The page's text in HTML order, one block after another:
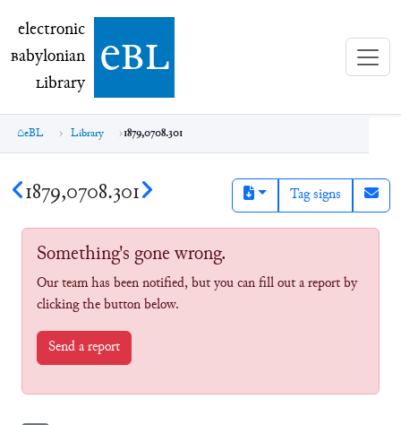
electronic Babylonian Library (eBL)
electronic
Babylonian
Library ebl
eBL Library 1879,0708.301
1879,0708.301 Tag signs
Something's gone wrong.
Our team has been notified, but you can fill out a report by
clicking the button below.
Send a report